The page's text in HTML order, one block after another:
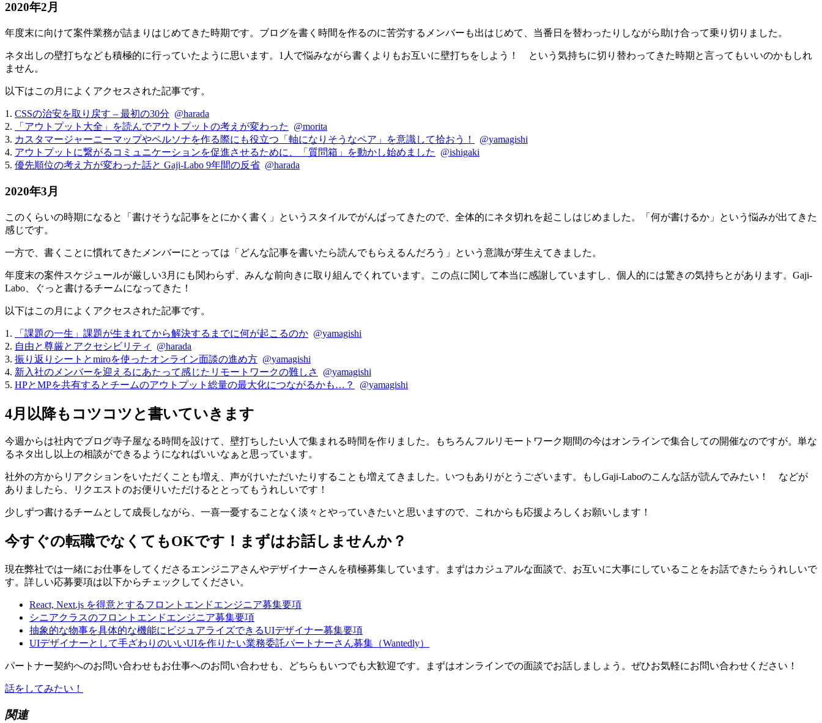
2020年2月
年度末に向けて案件業務が詰まりはじめてきた時期です。ブログを書く時間を作るのに苦労するメンバーも出はじめて、当番日を替わったりしながら助け合って乗り切りました。
ネタ出しの壁打ちなども積極的に行っていたように思います。1人で悩みながら書くよりもお互いに壁打ちをしよう！ という気持ちに切り替わってきた時期と言ってもいいのかもしれ
ません。
以下はこの月によくアクセスされた記事です。
1. CSSの治安を取り戻す – 最初の30分 @harada
2.
「アウトプット大全」を読んでアウトプットの考えが変わった
@morita
3. カスタマージャーニーマップやペルソナを作る際にも役立つ「軸になりそうなペア」を意識して拾おう！
@yamagishi
4. アウトプットに繋がるコミュニケーションを促進させるために、「質問箱」を動かし始めました
@ishigaki
5. 優先順位の考え方が変わった話と Gaji-Labo 9年間の反省 @harada
2020年3月
このくらいの時期になると「書けそうな記事をとにかく書く」というスタイルでがんばってきたので、全体的にネタ切れを起こしはじめました。「何が書けるか」という悩みが出てきた
感じです。
一方で、書くことに慣れてきたメンバーにとっては「どんな記事を書いたら読んでもらえるんだろう」という意識が芽生えてきました。
年度末の案件スケジュールが厳しい3月にも関わらず、みんな前向きに取り組んでくれています。この点に関して本当に感謝していますし、個人的には驚きの気持ちとがあります。Gaji-
Labo、ぐっと書けるチームになってきた！
以下はこの月によくアクセスされた記事です。
1. 「課題の一生」課題が生まれてから解決するまでに何が起こるのか @yamagishi
2. 自由と尊厳とアクセシビリティ
@harada
3. 振り返りシートとmiroを使ったオンライン面談の進め方 @yamagishi
4. 新入社のメンバーを迎えるにあたって感じたリモートワークの難しさ
@yamagishi
5. HPとMPを共有するとチームのアウトプット総量の最大化につながるかも…？ @yamagishi
4月以降もコツコツと書いていきます
今週からは社内でブログ寺子屋なる時間を設けて、壁打ちしたい人で集まれる時間を作りました。もちろんフルリモートワーク期間の今はオンラインで集合しての開催なのですが。単な
るネタ出し以上の相談ができるようになればいいなぁと思っています。
社外の方からリアクションをいただくことも増え、声がけいただいたりすることも増えてきました。いつもありがとうございます。もしGaji-Laboのこんな話が読んでみたい！ などが
ありましたら、リクエストのお便りいただけるととってもうれしいです！
少しずつ書けるチームとして成長しながら、一喜一憂することなく淡々とやっていきたいと思いますので、これからも応援よろしくお願いします！
今すぐの転職でなくてもOKです！まずはお話しませんか？
現在弊社では一緒にお仕事をしてくださるエンジニアさんやデザイナーさんを積極募集しています。まずはカジュアルな面談で、お互いに大事にしていることをお話できたらうれしいで
す。詳しい応募要項は以下からチェックしてください。
React, Next.js を得意とするフロントエンドエンジニア募集要項
シニアクラスのフロントエンドエンジニア募集要項
抽象的な物事を具体的な機能にビジュアライズできるUIデザイナー募集要項
UIデザイナーとして手ざわりのいいUIを作りたい業務委託パートナーさん募集（Wantedly）
パートナー契約へのお問い合わせもお仕事へのお問い合わせも、どちらもいつでも大歓迎です。まずはオンラインでの面談でお話しましょう。ぜひお気軽にお問い合わせください！
話をしてみたい！
関連